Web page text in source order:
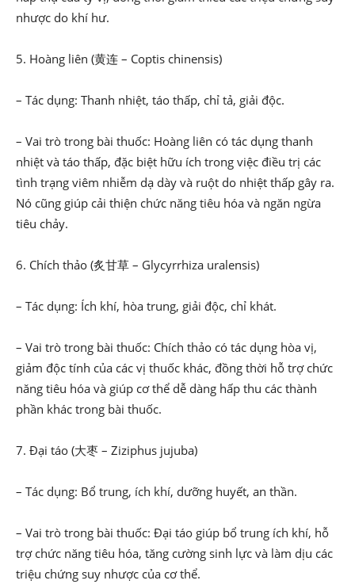
nhược do khí hư.
5. Hoàng liên (黄连 – Coptis chinensis)
– Tác dụng: Thanh nhiệt, táo thấp, chỉ tả, giải độc.
– Vai trò trong bài thuốc: Hoàng liên có tác dụng thanh
nhiệt và táo thấp, đặc biệt hữu ích trong việc điều trị các
tình trạng viêm nhiễm dạ dày và ruột do nhiệt thấp gây ra.
Nó cũng giúp cải thiện chức năng tiêu hóa và ngăn ngừa
tiêu chảy.
6. Chích thảo (炙甘草 – Glycyrrhiza uralensis)
– Tác dụng: Ích khí, hòa trung, giải độc, chỉ khát.
– Vai trò trong bài thuốc: Chích thảo có tác dụng hòa vị,
giảm độc tính của các vị thuốc khác, đồng thời hỗ trợ chức
năng tiêu hóa và giúp cơ thể dễ dàng hấp thu các thành
phần khác trong bài thuốc.
7. Đại táo (大枣 – Ziziphus jujuba)
– Tác dụng: Bổ trung, ích khí, dưỡng huyết, an thần.
– Vai trò trong bài thuốc: Đại táo giúp bổ trung ích khí, hỗ
trợ chức năng tiêu hóa, tăng cường sinh lực và làm dịu các
triệu chứng suy nhược của cơ thể.